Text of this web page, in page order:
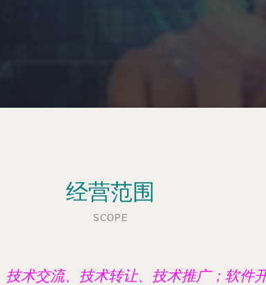
经营范围
SCOPE
术交流、技术转让、技术推广；软件